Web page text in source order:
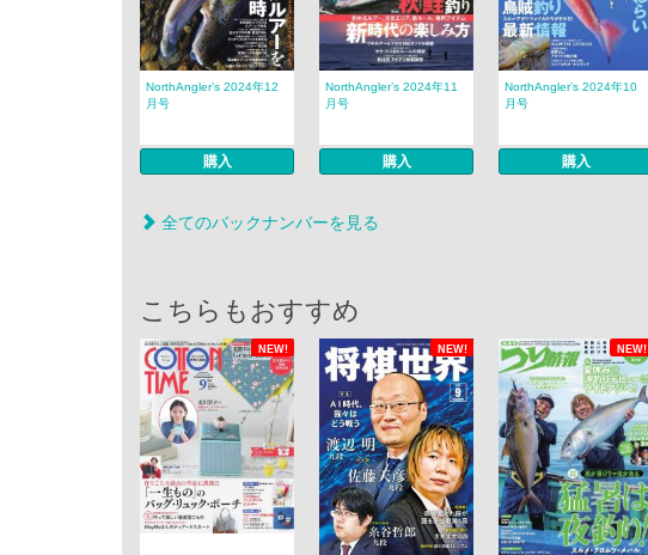
NorthAngler’s 2024年12
月号
購入
NorthAngler’s 2024年11
月号
購入
NorthAngler’s 2024年10
月号
購入
全てのバックナンバーを見る
こちらもおすすめ
NEW! NEW! NEW!